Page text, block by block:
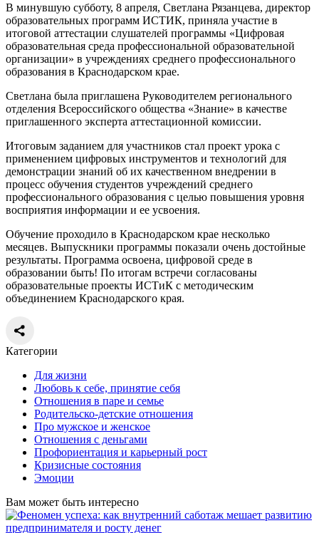
В минувшую субботу, 8 апреля, Светлана Рязанцева, директор
образовательных программ ИСТИК, приняла участие в
итоговой аттестации слушателей программы «Цифровая
образовательная среда профессиональной образовательной
организации» в учреждениях среднего профессионального
образования в Краснодарском крае.
Светлана была приглашена Руководителем регионального
отделения Всероссийского общества «Знание» в качестве
приглашенного эксперта аттестационной комиссии.
Итоговым заданием для участников стал проект урока с
применением цифровых инструментов и технологий для
демонстрации знаний об их качественном внедрении в
процесс обучения студентов учреждений среднего
профессионального образования с целью повышения уровня
восприятия информации и ее усвоения.
Обучение проходило в Краснодарском крае несколько
месяцев. Выпускники программы показали очень достойные
результаты. Программа освоена, цифровой среде в
образовании быть! По итогам встречи согласованы
образовательные проекты ИСТиК с методическим
объединением Краснодарского края.
Категории
Для жизни
Любовь к себе, принятие себя
Отношения в паре и семье
Родительско-детские отношения
Про мужское и женское
Отношения с деньгами
Профориентация и карьерный рост
Кризисные состояния
Эмоции
Вам может быть интересно